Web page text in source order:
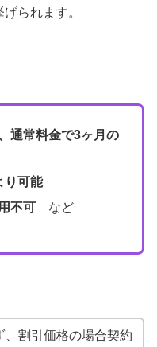
げられます。
通常料金で3ヶ月の
り可能
不可など
、割引価格の場合契約